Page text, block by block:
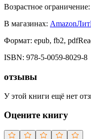
Возрастное ограничение:
В магазинах: Amazon
Формат: epub, fb2,
ISBN: 978-5-0059-8029-8
отзывы
У этой книги ещё нет
Оцените книгу